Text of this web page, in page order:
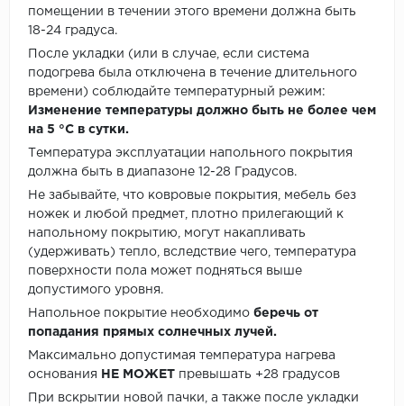
помещении в течении этого времени должна быть
18-24 градуса.
После укладки (или в случае, если система
подогрева была отключена в течение длительного
времени) соблюдайте температурный режим:
Изменение температуры должно быть не более чем
на 5 °C в сутки.
Температура эксплуатации напольного покрытия
должна быть в диапазоне 12-28 Градусов.
Не забывайте, что ковровые покрытия, мебель без
ножек и любой предмет, плотно прилегающий к
напольному покрытию, могут накапливать
(удерживать) тепло, вследствие чего, температура
поверхности пола может подняться выше
допустимого уровня.
Напольное покрытие необходимо беречь от
попадания прямых солнечных лучей.
Максимально допустимая температура нагрева
основания
НЕ МОЖЕТ превышать +28 градусов
При вскрытии новой пачки, а также после укладки